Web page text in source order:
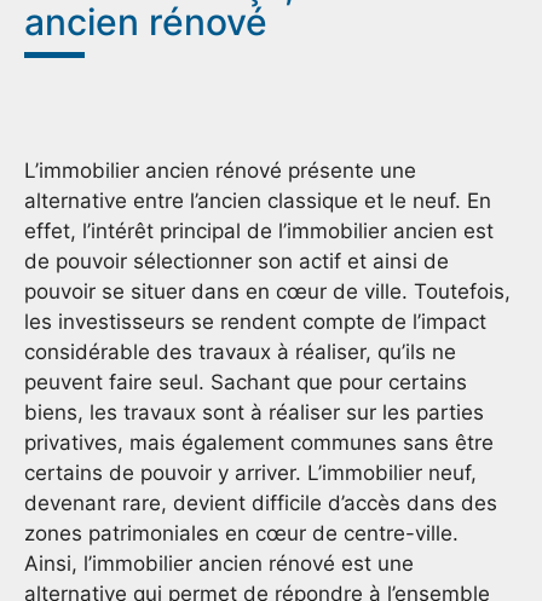
ancien rénové
L’immobilier ancien rénové présente une
alternative entre l’ancien classique et le neuf. En
effet, l’intérêt principal de l’immobilier ancien est
de pouvoir sélectionner son actif et ainsi de
pouvoir se situer dans en cœur de ville. Toutefois,
les investisseurs se rendent compte de l’impact
considérable des travaux à réaliser, qu’ils ne
peuvent faire seul. Sachant que pour certains
biens, les travaux sont à réaliser sur les parties
privatives, mais également communes sans être
certains de pouvoir y arriver. L’immobilier neuf,
devenant rare, devient difficile d’accès dans des
zones patrimoniales en cœur de centre-ville.
Ainsi, l’immobilier ancien rénové est une
alternative qui permet de répondre à l’ensemble